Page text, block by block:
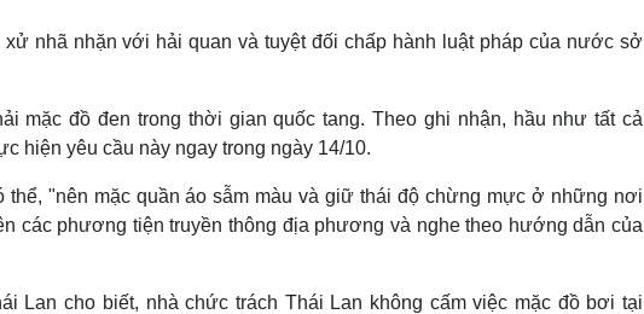
nhã nhặn với hải quan và tuyệt đối chấp hành luật pháp của nước sở
mặc đồ đen trong thời gian quốc tang. Theo ghi nhận, hầu như tất cả
hiện yêu cầu này ngay trong ngày 14/10.
"nên mặc quần áo sẫm màu và giữ thái độ chừng mực ở những nơi
các phương tiện truyền thông địa phương và nghe theo hướng dẫn của
Lan cho biết, nhà chức trách Thái Lan không cấm việc mặc đồ bơi tại